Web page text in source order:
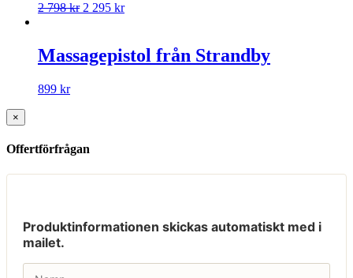
2 798kr 2 295 kr
Massagepistol från Strandby
899 kr
×
Offertförfrågan
Produktinformationen skickas automatiskt med i
mailet.